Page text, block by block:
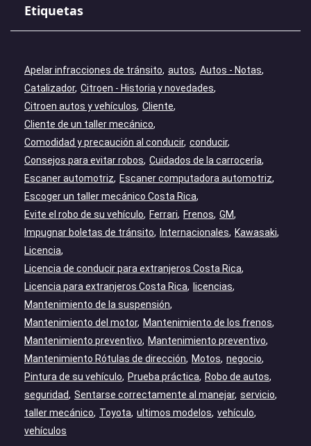
Etiquetas
Apelar infracciones de tránsito autos Autos - Notas
Catalizador Citroen - Historia y novedades
Citroen autos y vehículos Cliente
Cliente de un taller mecánico
Comodidad y precaución al conducir conducir
Consejos para evitar robos Cuidados de la carrocería
Escaner automotriz
Escaner computadora automotriz
Escoger un taller mecánico Costa Rica
Evite el robo de su vehículo
Ferrari Frenos GM
Impugnar boletas de tránsito
Internacionales
Kawasaki
Licencia
Licencia de conducir para extranjeros Costa Rica
Licencia para extranjeros Costa Rica
licencias
Mantenimiento de la suspensión
Mantenimiento del motor
Mantenimiento de los frenos
Mantenimiento preventivo
Mantenimiento preventivo
Mantenimiento Rótulas de dirección
Motos negocio
Pintura de su vehículo
Prueba práctica
Robo de autos
seguridad
Sentarse correctamente al manejar servicio
taller mecánico
Toyota ultimos modelos vehículo
vehículos